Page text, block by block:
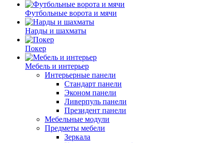
Футбольные ворота и мячи
Нарды и шахматы
Покер
Мебель и интерьер
Интерьерные панели
Стандарт панели
Эконом панели
Ливерпуль панели
Президент панели
Мебельные модули
Предметы мебели
Зеркала